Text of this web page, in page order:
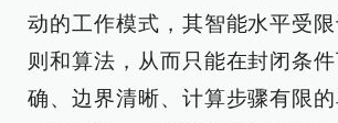
动的工作模式，其智能水平受
则和算法，从而只能在封闭条
确、边界清晰、计算步骤有限